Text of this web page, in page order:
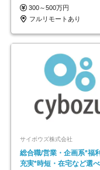
◆5年目まで必ず昇給
300～500万円
フルリモートあり
サイボウズ株式会社
総合職/営業・企画系*福
充実*時短・在宅など選